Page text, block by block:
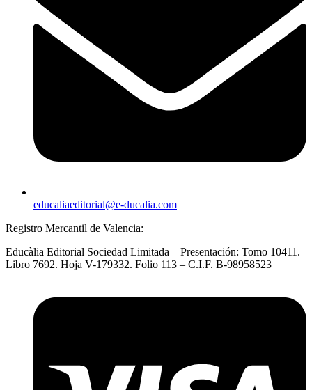
educaliaeditorial@e-ducalia.com
Registro Mercantil de Valencia:
Educàlia Editorial Sociedad Limitada – Presentación: Tomo 10411.
Libro 7692. Hoja V-179332. Folio 113 – C.I.F. B-98958523